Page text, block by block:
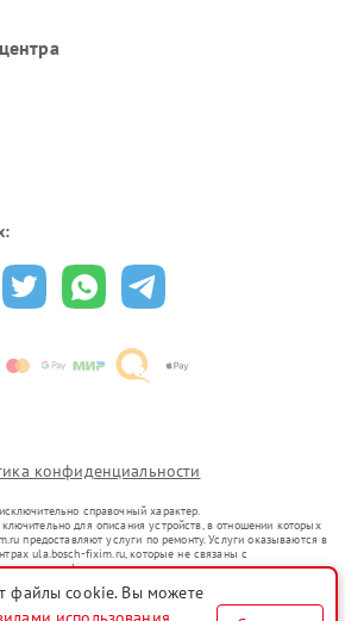
конфиденциальности
справочный характер.
для описания устройств, в отношении которых
предоставляют услуги по ремонту. Услуги оказываются в
ula.bosch-fixim.ru, которые не связаны с
или их официальными представителями.
уже введенных в гражданский оборот в соответствии
преследует цели индивидуализации услуг или введения
файлы cookie. Вы можете